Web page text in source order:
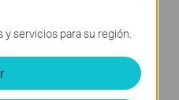
servicios para su región.